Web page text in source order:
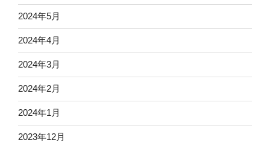
2024年5月
2024年4月
2024年3月
2024年2月
2024年1月
2023年12月